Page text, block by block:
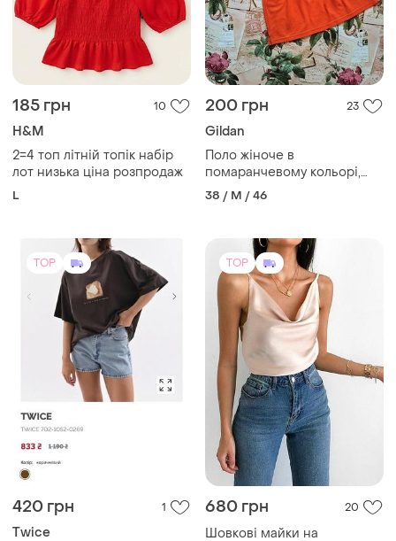
H&M
2=4 топ літній топік набір
лот низька ціна розпродаж
Gildan
Поло жіноче в
помаранчевому кольорі,
розмір 46
38 / M / 46
TOP
Twice
Футболка twice xs
шоколадна | щільна
бавовна
TOP
680 грн
Шовкові майки на
брительках, майка топ шовк
і ще 3